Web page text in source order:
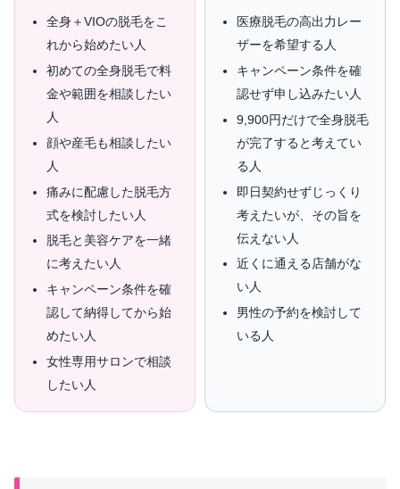
全身＋VIOの脱毛をこ
れから始めたい人
初めての全身脱毛で料
金や範囲を相談したい
人
顔や産毛も相談したい
人
痛みに配慮した脱毛方
式を検討したい人
脱毛と美容ケアを一緒
に考えたい人
キャンペーン条件を確
認して納得してから始
めたい人
女性専用サロンで相談
したい人
医療脱毛の高出力レー
ザーを希望する人
キャンペーン条件を確
認せず申し込みたい人
9,900円だけで全身脱毛
が完了すると考えてい
る人
即日契約せずじっくり
考えたいが、その旨を
伝えない人
近くに通える店舗がな
い人
男性の予約を検討して
いる人